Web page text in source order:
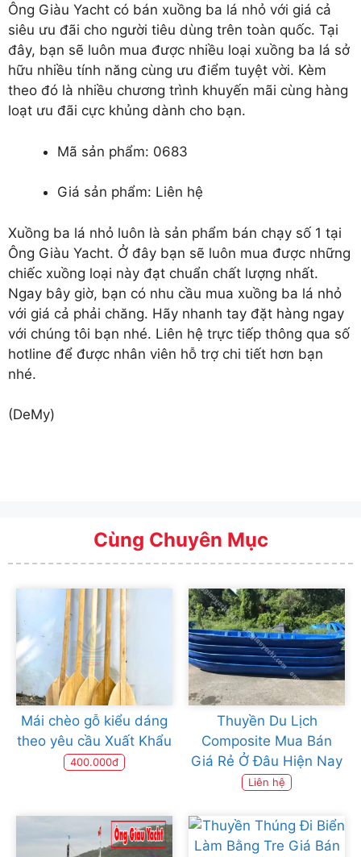
Ông Giàu Yacht có bán xuồng ba lá nhỏ với giá cả
siêu ưu đãi cho người tiêu dùng trên toàn quốc. Tại
đây, bạn sẽ luôn mua được nhiều loại xuồng ba lá sở
hữu nhiều tính năng cùng ưu điểm tuyệt vời. Kèm
theo đó là nhiều chương trình khuyến mãi cùng hàng
loạt ưu đãi cực khủng dành cho bạn.
Mã sản phẩm: 0683
Giá sản phẩm: Liên hệ
Xuồng ba lá nhỏ luôn là sản phẩm bán chạy số 1 tại
Ông Giàu Yacht. Ở đây bạn sẽ luôn mua được những
chiếc xuồng loại này đạt chuẩn chất lượng nhất.
Ngay bây giờ, bạn có nhu cầu mua xuồng ba lá nhỏ
với giá cả phải chăng. Hãy nhanh tay đặt hàng ngay
với chúng tôi bạn nhé. Liên hệ trực tiếp thông qua số
hotline để được nhân viên hỗ trợ chi tiết hơn bạn
nhé.
(DeMy)
Cùng Chuyên Mục
Mái chèo gỗ kiểu dáng
theo yêu cầu Xuất Khẩu
400.000đ
Thuyền Du Lịch
Composite Mua Bán
Giá Rẻ Ở Đâu Hiện Nay
Liên hệ